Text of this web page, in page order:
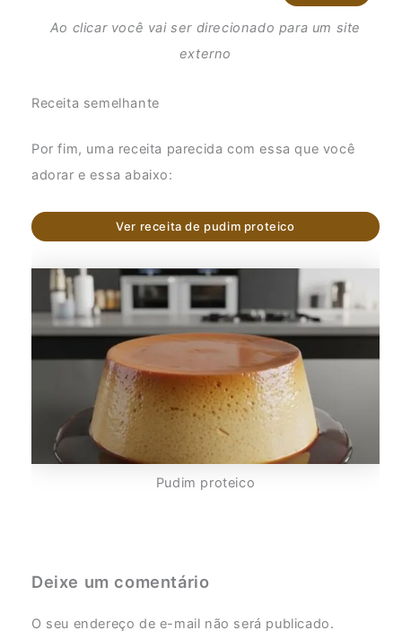
Ao clicar você vai ser direcionado para um site
externo
Receita semelhante
Por fim, uma receita parecida com essa que você
adorar e essa abaixo:
Ver receita de pudim proteico
Pudim proteico
Deixe um comentário
O seu endereço de e-mail não será publicado.